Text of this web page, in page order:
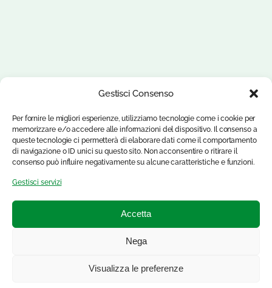
Gestisci Consenso
Per fornire le migliori esperienze, utilizziamo tecnologie come i cookie per
memorizzare e/o accedere alle informazioni del dispositivo. Il consenso a
queste tecnologie ci permetterà di elaborare dati come il comportamento
di navigazione o ID unici su questo sito. Non acconsentire o ritirare il
consenso può influire negativamente su alcune caratteristiche e funzioni.
Gestisci servizi
Accetta
Nega
Visualizza le preferenze